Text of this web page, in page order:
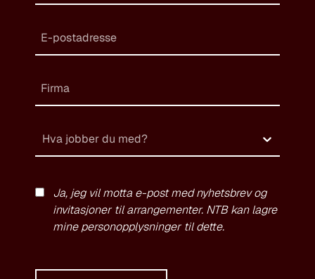
Hva jobber du med?
Ja, jeg vil motta e-post med nyhetsbrev og
invitasjoner til arrangementer. NTB kan lagre
mine personopplysninger til dette.